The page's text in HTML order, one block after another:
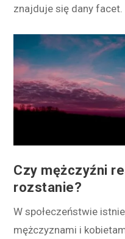
znajduje się dany facet.
Czy mężczyźni
rozstanie?
W społeczeństwie
mężczyznami i